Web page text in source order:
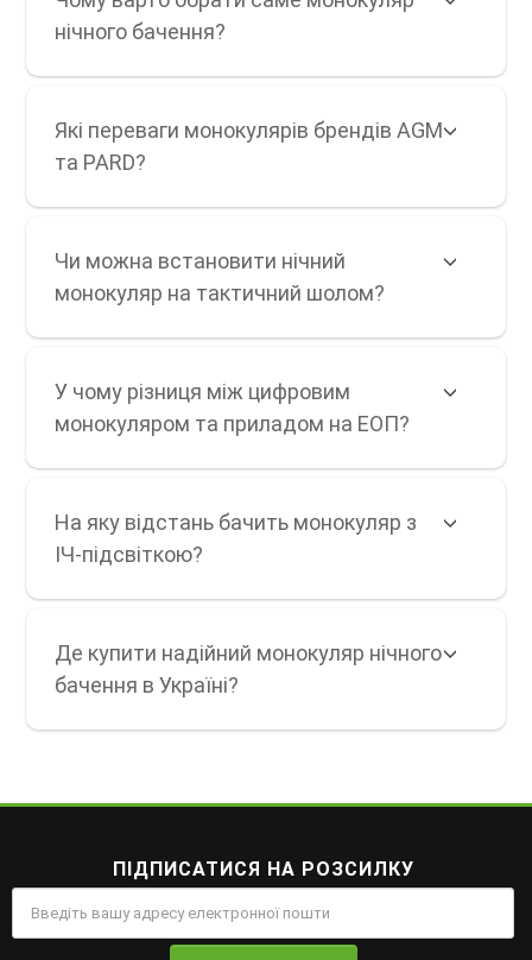
нічного бачення?
Які переваги монокулярів брендів AGM
та PARD?
Чи можна встановити нічний
монокуляр на тактичний шолом?
У чому різниця між цифровим
монокуляром та приладом на ЕОП?
На яку відстань бачить монокуляр з
ІЧ-підсвіткою?
Де купити надійний монокуляр нічного
бачення в Україні?
ПІДПИСАТИСЯ НА РОЗСИЛКУ